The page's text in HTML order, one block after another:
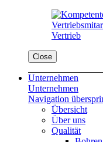
Vertrieb
Close
Unternehmen
Unternehmen
Navigation
Übersicht
Über uns
Qualität